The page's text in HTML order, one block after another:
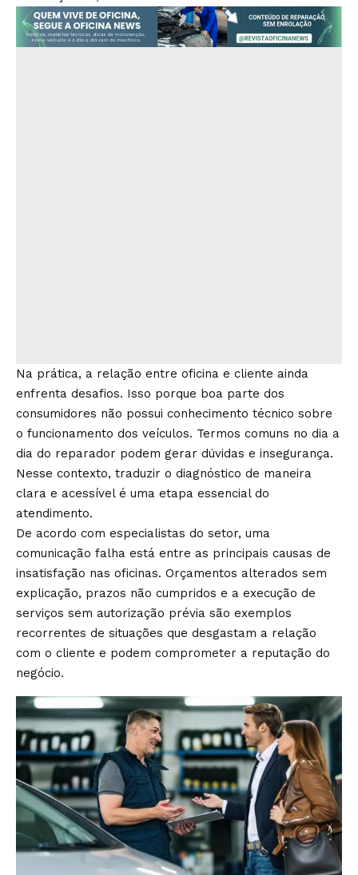
Na prática, a relação entre oficina e cliente ainda
enfrenta desafios. Isso porque boa parte dos
consumidores não possui conhecimento técnico sobre
o funcionamento dos veículos. Termos comuns no dia a
dia do reparador podem gerar dúvidas e insegurança.
Nesse contexto, traduzir o diagnóstico de maneira
clara e acessível é uma etapa essencial do
atendimento.
De acordo com especialistas do setor, uma
comunicação falha está entre as principais causas de
insatisfação nas oficinas. Orçamentos alterados sem
explicação, prazos não cumpridos e a execução de
serviços sem autorização prévia são exemplos
recorrentes de situações que desgastam a relação
com o cliente e podem comprometer a reputação do
negócio.